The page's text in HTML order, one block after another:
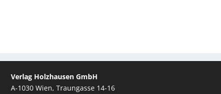
Verlag Holzhausen GmbH
A-1030 Wien, Traungasse 14-16